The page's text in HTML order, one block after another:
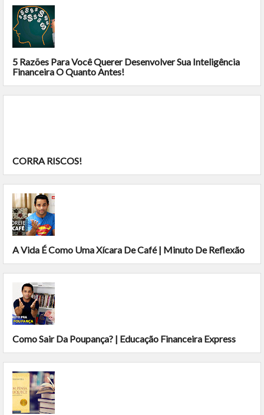
5 Razões Para Você Querer Desenvolver Sua Inteligência
Financeira O Quanto Antes!
CORRA RISCOS!
A Vida É Como Uma Xícara De Café | Minuto De Reflexão
Como Sair Da Poupança? | Educação Financeira Express